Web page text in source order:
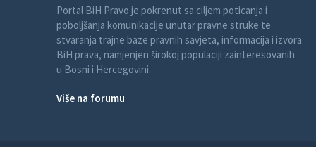
Portal BiH Pravo je pokrenut sa ciljem poticanja i
poboljšanja komunikacije unutar pravne struke te
stvaranja trajne baze pravnih savjeta, informacija i izvora
BiH prava, namjenjen širokoj populaciji zainteresovanih
u Bosni i Hercegovini.
Više na forumu